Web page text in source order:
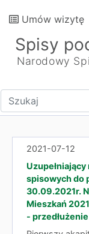
Umów wizytę
Spisy
Narodowy
Wpisz tekst do
2021-07-12
spisowych do
30.09.2021r.
Mieszkań
- przedłużenie